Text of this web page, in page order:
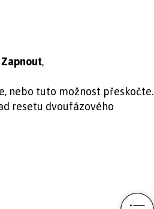
,
nebo tuto možnost přeskočte.
resetu dvoufázového